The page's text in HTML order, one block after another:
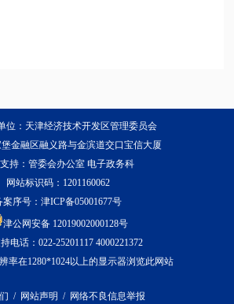
位：天津经济技术开发区管理委员会
金融区融义路与金滨道交口宝信大厦
持：管委会办公室 电子政务科
网站标识码：1201160062
案序号：津ICP备05001677号
津公网安备 12019002000128号
电话：022-25201117 4000221372
率在1280*1024以上的显示器浏览此网站
/ 网站声明 / 网络不良信息举报